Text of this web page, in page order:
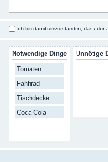
Ich bin damit einverstanden, dass der
Notwendige Dinge
Tomaten
Fahhrad
Tischdecke
Coca-Cola
Unnötige